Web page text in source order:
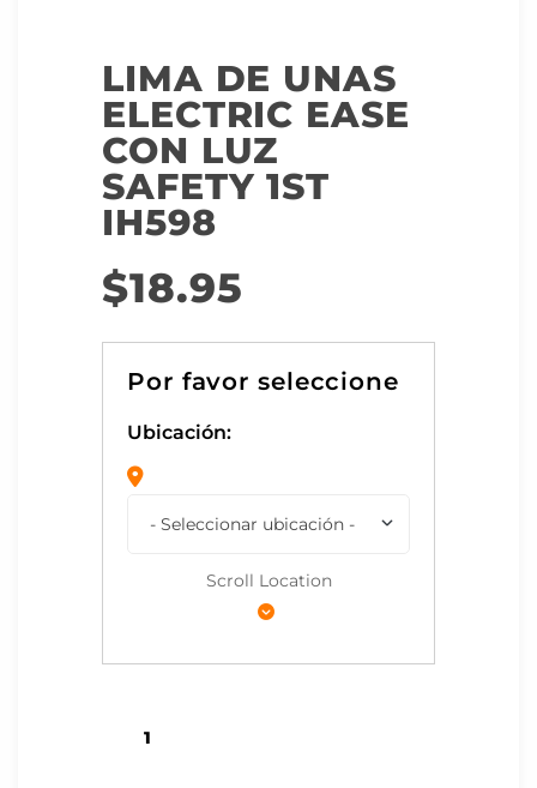
LIMA DE UNAS
ELECTRIC EASE
CON LUZ
SAFETY 1ST
IH598
$18.95
Ubicación:
Scroll Location